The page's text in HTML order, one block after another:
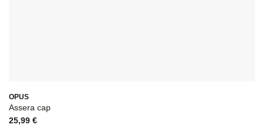
OPUS
Assera cap
25,99 €